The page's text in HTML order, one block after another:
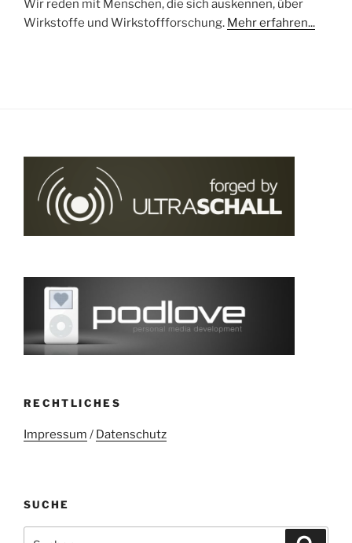
Wir reden mit Menschen, die sich auskennen, über
Wirkstoffe und Wirkstoffforschung. Mehr erfahren...
RECHTLICHES
Impressum / Datenschutz
SUCHE